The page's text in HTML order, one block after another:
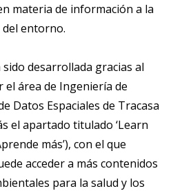
materia de información a la
del entorno.
desarrollada gracias al
área de Ingeniería de
Datos Espaciales de Tracasa
el apartado titulado ‘Learn
más’), con el que
acceder a más contenidos
para la salud y los